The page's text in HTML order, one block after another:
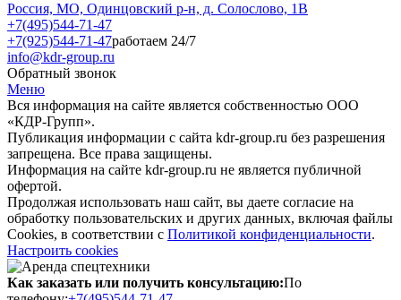
Россия, МО, Одинцовский р-н, д. Солослово, 1В
+7(495)544-71-47
+7(925)544-71-47работаем 24/7
info@kdr-group.ru
Обратный звонок
Меню
Вся информация на сайте является собственностью ООО
«КДР-Групп».
Публикация информации с сайта kdr-group.ru без разрешения
запрещена. Все права защищены.
Информация на сайте kdr-group.ru не является публичной
офертой.
Продолжая использовать наш сайт, вы даете согласие на
обработку пользовательских и других данных, включая файлы
Cookies, в соответствии с Политикой конфиденциальности.
Настроить cookies
Как заказать или получить консультацию:По